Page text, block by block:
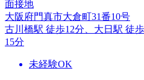
面接地
大阪府門真市大倉町31番10号
古川橋駅 徒歩12分、大日駅 徒
15分
未経験OK